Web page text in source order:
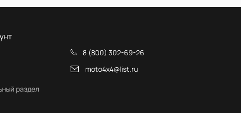
раздел
8 (800) 302-69-26
moto4x4@list.ru